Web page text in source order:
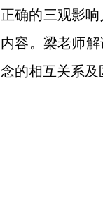
正确的三观影
内容。梁老师解
念的相互关系及